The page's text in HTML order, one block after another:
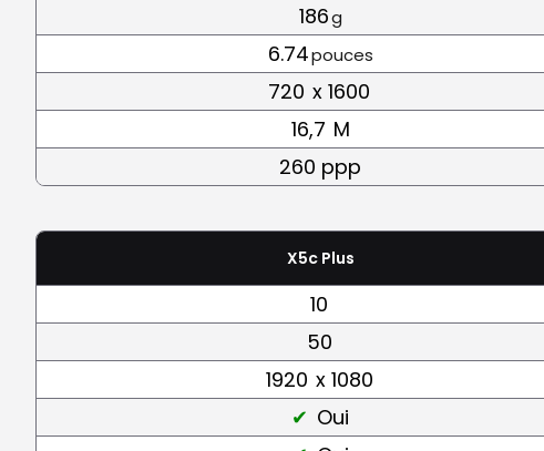
186g
6.74pouces
720 x 1600
16,7 M
260 ppp
X5c Plus
10
50
1920 x 1080
Oui